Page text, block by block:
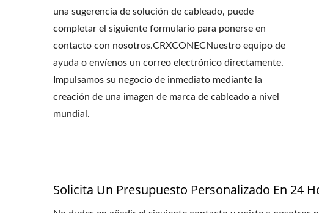
una sugerencia de solución de cableado, puede
completar el siguiente formulario para ponerse en
contacto con nosotros.CRXCONECNuestro equipo de
ayuda o envíenos un correo electrónico directamente.
Impulsamos su negocio de inmediato mediante la
creación de una imagen de marca de cableado a nivel
mundial.
Solicita Un Presupuesto Personalizado En 24